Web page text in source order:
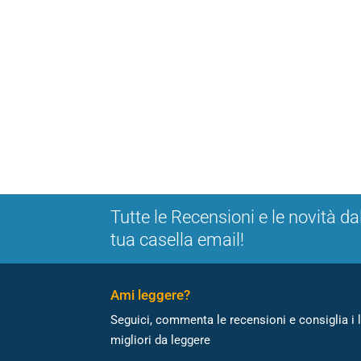
Tutte le Recensioni e le novità
tua casella email!
Ami leggere?
Seguici, commenta le recensioni e consiglia i
migliori da leggere